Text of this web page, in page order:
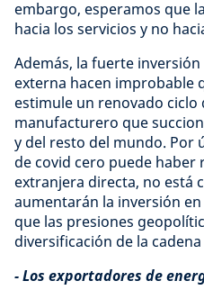
embargo, esperamos que
hacia los servicios y no
Además, la fuerte
externa hacen improbable
estimule un renovado
manufacturero que
y del resto del mundo. Por
de covid cero puede haber
extranjera directa, no está
aumentarán la inversión
que las presiones
diversificación de la
- Los exportadores de